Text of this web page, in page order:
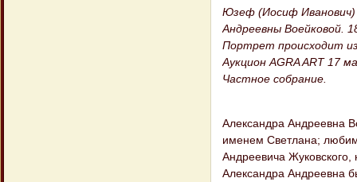
Юзеф (Иосиф Иванович)
Андреевны Воейковой.
Портрет происходит
Аукцион AGRA ART 17
Частное собрание.
Александра Андреевна
именем Светлана;
Андреевича
Александра Андреевна